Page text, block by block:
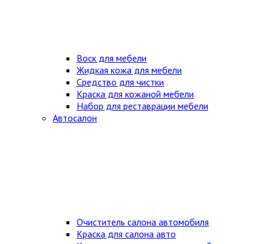
Воск для мебели
Жидкая кожа для мебели
Средство для чистки
Краска для кожаной мебели
Набор для реставрации мебели
Автосалон
Очиститель салона автомобиля
Краска для салона авто